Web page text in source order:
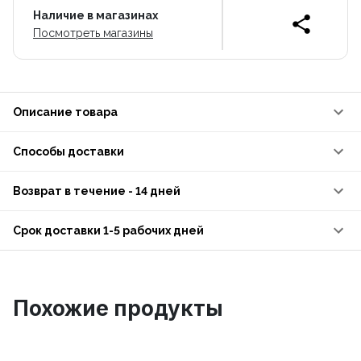
Наличие в магазинах
Посмотреть магазины
Описание товара
Способы доставки
Возврат в течение - 14 дней
Срок доставки 1-5 рабочих дней
Похожие продукты